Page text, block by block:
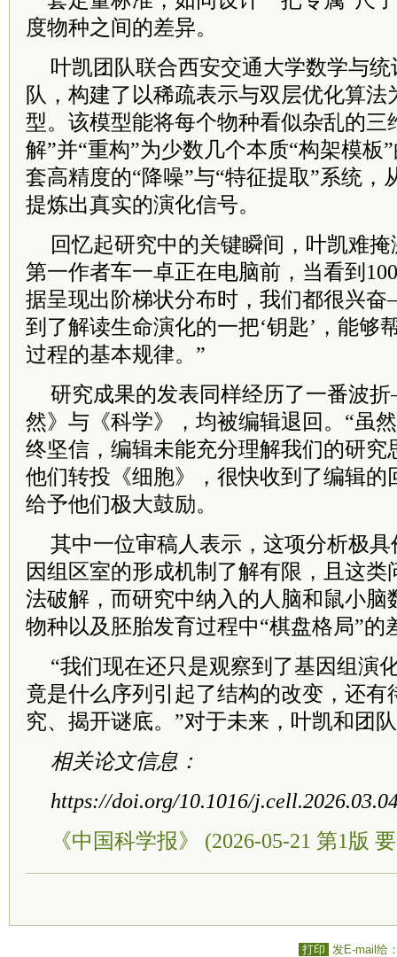
度物种之间的差异。
叶凯团队联合西安交通大学数学与
队，构建了以稀疏表示与双层优化算法
型。该模型能将每个物种看似杂乱的三
解”并“重构”为少数几个本质“构架模板
套高精度的“降噪”与“特征提取”系统，
提炼出真实的演化信号。
回忆起研究中的关键瞬间，叶凯难
第一作者车一卓正在电脑前，当看到
据呈现出阶梯状分布时，我们都很兴
到了解读生命演化的一把‘钥匙’，能够
过程的基本规律。”
研究成果的发表同样经历了一番波
然》与《科学》，均被编辑退回。“虽
终坚信，编辑未能充分理解我们的研究
他们转投《细胞》，很快收到了编辑的
给予他们极大鼓励。
其中一位审稿人表示，这项分析极
因组区室的形成机制了解有限，且这类
法破解，而研究中纳入的人脑和鼠小脑
物种以及胚胎发育过程中“棋盘格局”的
“我们现在还只是观察到了基因组演
竟是什么序列引起了结构的改变，还有
究、揭开谜底。”对于未来，叶凯和团
相关论文信息：
https://doi.org/10.1016/
《中国科学报》 (2026-05-21 第1版
打印 发E-mail给